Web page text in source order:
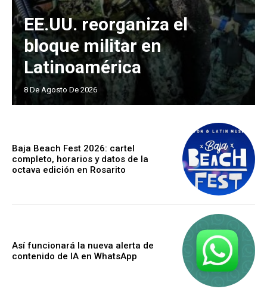
EE.UU. reorganiza el
bloque militar en
Latinoamérica
8 De Agosto De 2026
Baja Beach Fest 2026: cartel
completo, horarios y datos de la
octava edición en Rosarito
Así funcionará la nueva alerta de
contenido de IA en WhatsApp